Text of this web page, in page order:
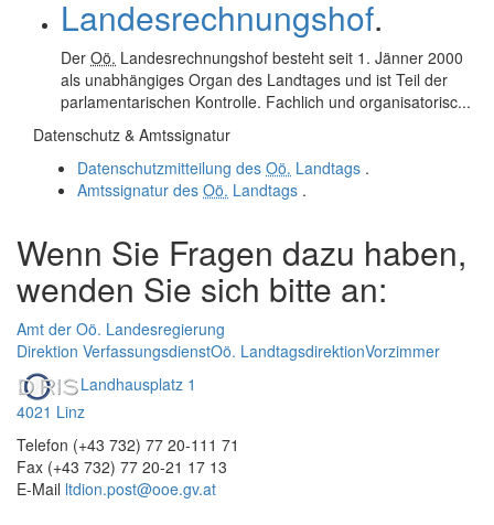
Landesrechnungshof.
Der Oö. Landesrechnungshof besteht seit 1. Jänner 2000
als unabhängiges Organ des Landtages und ist Teil der
parlamentarischen Kontrolle. Fachlich und organisatorisc...
Datenschutz & Amtssignatur
Datenschutzmitteilung des Oö. Landtags .
Amtssignatur des Oö. Landtags .
Wenn Sie Fragen dazu haben,
wenden Sie sich bitte an:
Amt der Oö. Landesregierung
Direktion VerfassungsdienstOö. LandtagsdirektionVorzimmer
Landhausplatz 1
4021 Linz
Telefon (+43 732) 77 20-111 71
Fax (+43 732) 77 20-21 17 13
E-Mail ltdion.post@ooe.gv.at